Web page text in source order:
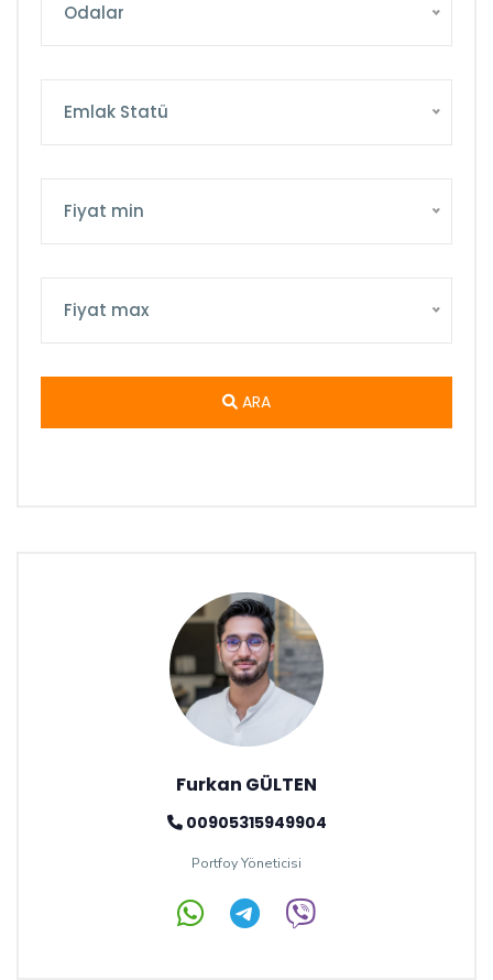
Odalar
Emlak Statü
Fiyat min
Fiyat max
ARA
Furkan GÜLTEN
00905315949904
Portfoy Yöneticisi